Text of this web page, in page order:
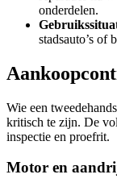
onderdelen.
stadsauto’s of
Wie een
kritisch te zijn. De
inspectie en proefrit.
Motor en